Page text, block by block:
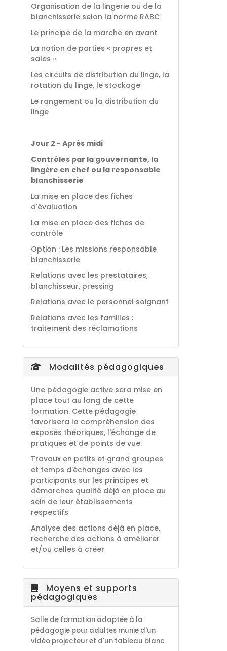
Organisation de la lingerie ou de la
blanchisserie selon la norme RABC
Le principe de la marche en avant
La notion de parties « propres et
sales »
Les circuits de distribution du linge, la
rotation du linge, le stockage
Le rangement ou la distribution du
linge
Jour 2 - Après midi
Contrôles par la gouvernante, la
lingère en chef ou la responsable
blanchisserie
La mise en place des fiches
d'évaluation
La mise en place des fiches de
contrôle
Option : Les missions responsable
blanchisserie
Relations avec les prestataires,
blanchisseur, pressing
Relations avec le personnel soignant
Relations avec les familles :
traitement des réclamations
Modalités pédagogiques
Une pédagogie active sera mise en
place tout au long de cette
formation. Cette pédagogie
favorisera la compréhension des
exposés théoriques, l'échange de
pratiques et de points de vue.
Travaux en petits et grand groupes
et temps d'échanges avec les
participants sur les principes et
démarches qualité déjà en place au
sein de leur établissements
respectifs
Analyse des actions déjà en place,
recherche des actions à améliorer
et/ou celles à créer
Moyens et supports
pédagogiques
Salle de formation adaptée à la
pédagogie pour adultes munie d'un
vidéo projecteur et d'un tableau blanc